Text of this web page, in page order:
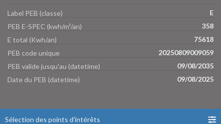
Label PEB (classe)
E
PEB E-SPEC (kwh/m²/an)
358
E total (Kwh/an)
75618
PEB code unique
20250809009059
PEB valide jusqu'au (datetime)
09/08/2035
Date du PEB (datetime)
09/08/2025
Sélection des points d'intérêts